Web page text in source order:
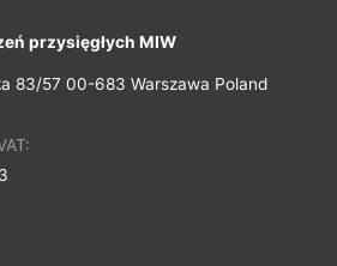
przysięgłych MIW
83/57 00-683 Warszawa Poland